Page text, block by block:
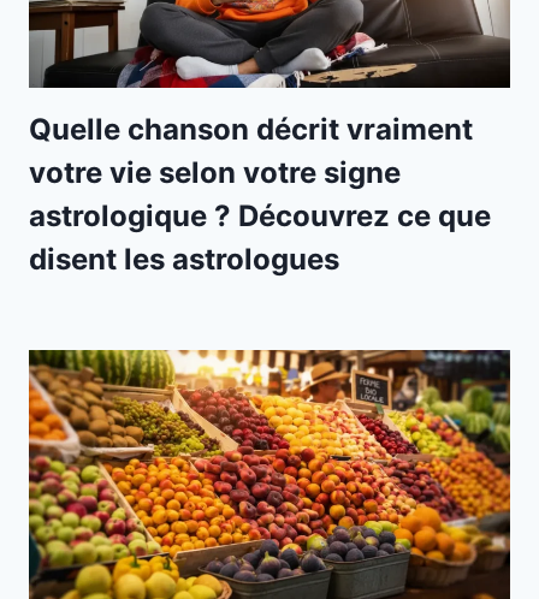
Quelle chanson décrit vraiment
votre vie selon votre signe
astrologique ? Découvrez ce que
disent les astrologues